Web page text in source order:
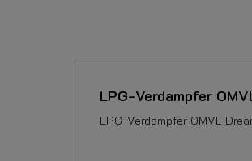
LPG-Verdampfer
LPG-Verdampfer OMVL